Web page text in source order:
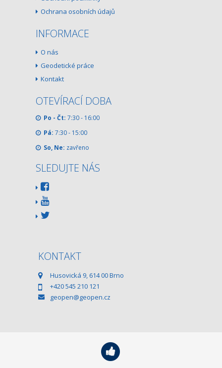
Ochrana osobních údajů
INFORMACE
O nás
Geodetické práce
Kontakt
OTEVÍRACÍ DOBA
Po - Čt: 7:30 - 16:00
Pá: 7:30 - 15:00
So, Ne: zavřeno
SLEDUJTE NÁS
KONTAKT
Husovická 9, 614 00 Brno
+420 545 210 121
geopen@geopen.cz